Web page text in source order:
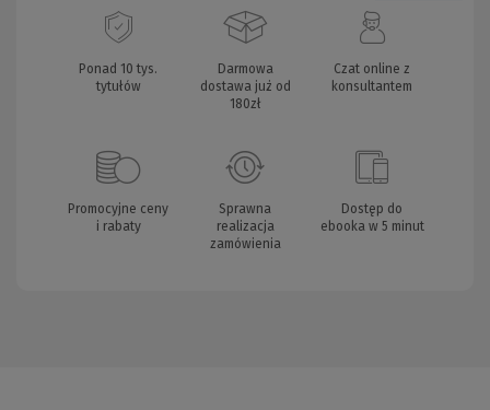
Ponad 10 tys.
tytułów
Darmowa
dostawa już od
180zł
Czat online z
konsultantem
Promocyjne ceny
i rabaty
Sprawna
realizacja
zamówienia
Dostęp do
ebooka w 5 minut